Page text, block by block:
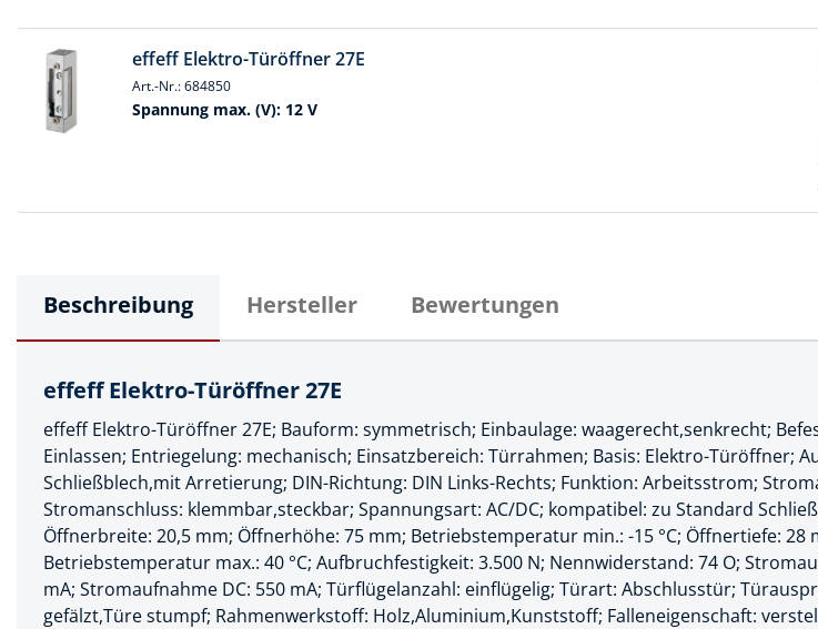
Schellen
Handpresse
Schneidwerkzeug
Spachtel & Kelle
Spanntechnik
Spannungsprüfer
Stanzwerkzeuge & Lochwerkzeuge
effeff Elektro-Türöffner 27E
Art.-Nr.: 684850
Spannung max. (V): 12 V
Beschreibung Hersteller Bewertungen
effeff Elektro-Türöffner 27E
effeff Elektro-Türöffner 27E; Bauform: symmetrisch; Einbaulage: waagerecht,senkrecht;
Einlassen; Entriegelung: mechanisch; Einsatzbereich: Türrahmen; Basis: Elektro-Türöffner;
Schließblech,mit Arretierung; DIN-Richtung: DIN Links-Rechts; Funktion: Arbeitsstrom;
Stromanschluss: klemmbar,steckbar; Spannungsart: AC/DC; kompatibel: zu Standard
Öffnerbreite: 20,5 mm; Öffnerhöhe: 75 mm; Betriebstemperatur min.: -15 °C; Öffnertiefe: 28
Betriebstemperatur max.: 40 °C; Aufbruchfestigkeit: 3.500 N; Nennwiderstand: 74 O;
mA; Stromaufnahme DC: 550 mA; Türflügelanzahl: einflügelig; Türart: Abschlusstür;
gefälzt,Türe stumpf; Rahmenwerkstoff: Holz,Aluminium,Kunststoff; Falleneigenschaft: